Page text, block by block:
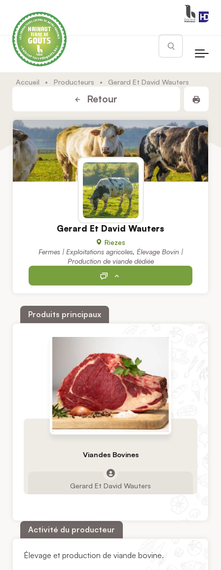
Rechercher
Accueil • Producteurs • Gerard Et David Wauters
Retour
Gerard Et David Wauters
Riezes
Fermes | Exploitations agricoles, Élevage Bovin |
Production de viande dédiée
Produits principaux
Viandes Bovines
Gerard Et David Wauters
Activité du producteur
Élevage et production de viande bovine.